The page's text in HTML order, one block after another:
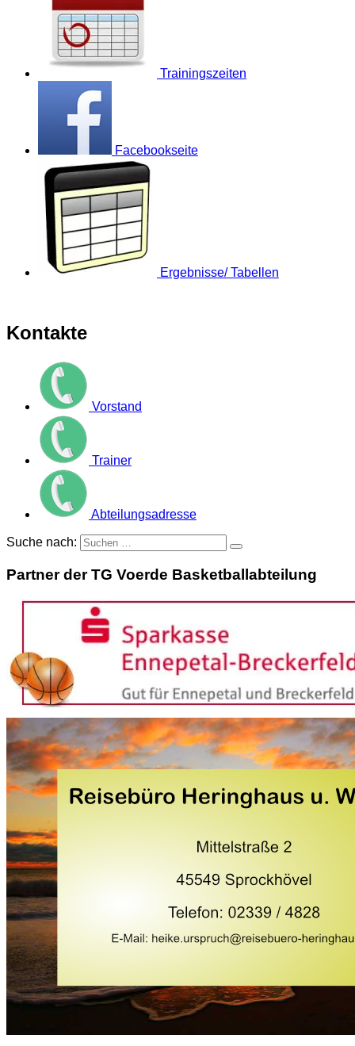
Trainingszeiten
Facebookseite
Ergebnisse/ Tabellen
Kontakte
Vorstand
Trainer
Abteilungsadresse
Suche nach:
Partner der TG Voerde Basketballabteilung